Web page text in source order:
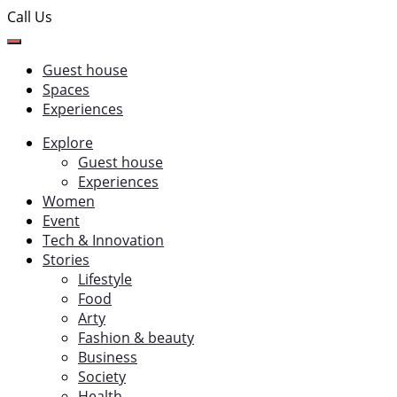
Call Us
Guest house
Spaces
Experiences
Explore
Guest house
Experiences
Women
Event
Tech & Innovation
Stories
Lifestyle
Food
Arty
Fashion & beauty
Business
Society